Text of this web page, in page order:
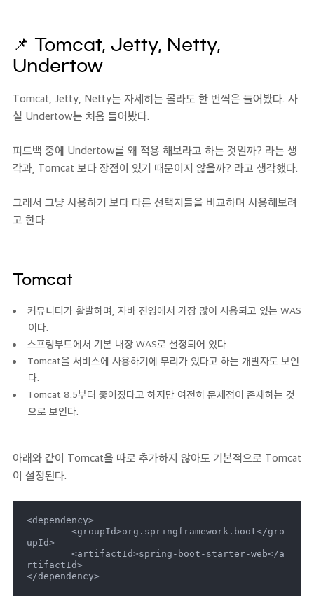
📌 Tomcat, Jetty, Netty,
Undertow
Tomcat, Jetty, Netty는 자세히는 몰라도 한 번씩은 들어봤다. 사
실 Undertow는 처음 들어봤다.
피드백 중에 Undertow를 왜 적용 해보라고 하는 것일까? 라는 생
각과, Tomcat 보다 장점이 있기 때문이지 않을까? 라고 생각했다.
그래서 그냥 사용하기 보다 다른 선택지들을 비교하며 사용해보려
고 한다.
Tomcat
커뮤니티가 활발하며, 자바 진영에서 가장 많이 사용되고 있는 WAS
이다.
스프링부트에서 기본 내장 WAS로 설정되어 있다.
Tomcat을 서비스에 사용하기에 무리가 있다고 하는 개발자도 보인
다.
Tomcat 8.5부터 좋아졌다고 하지만 여전히 문제점이 존재하는 것
으로 보인다.
아래와 같이 Tomcat을 따로 추가하지 않아도 기본적으로 Tomcat
이 설정된다.
<dependency>
upId>
rtifactId>
</dependency>